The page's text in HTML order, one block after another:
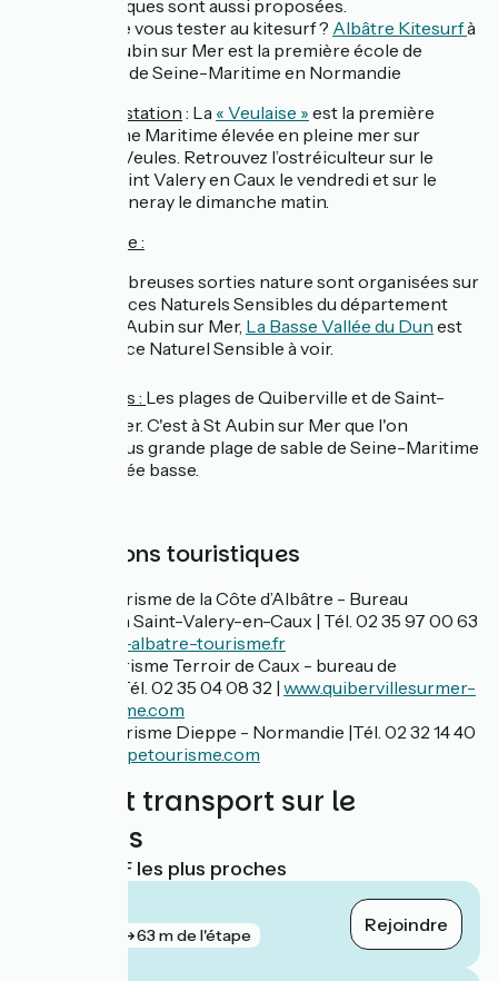
thématiques sont aussi proposées.
Envie de vous tester au kitesurf ? Albâtre Kitesurfà
Saint Aubin sur Mer est la première école de
kitesurf de Seine-Maritime en Normandie
Côté dégustation : La « Veulaise » est la première
huître de Seine Maritime élevée en pleine mer sur
l’estran de la Veules. Retrouvez l’ostréiculteur sur le
marché de Saint Valery en Caux le vendredi et sur le
marché de Luneray le dimanche matin.
Côté nature :
De nombreuses sorties nature sont organisées sur
les Espaces Naturels Sensibles du département
À Saint Aubin sur Mer, La Basse Vallée du Dun est
un Espace Naturel Sensible à voir.
Côté plages : Les plages de Quiberville et de Saint-
Aubin-sur-Mer. C'est à St Aubin sur Mer que l'on
retrouve la plus grande plage de sable de Seine-Maritime
lors de la marée basse.
Informations touristiques
Office de Tourisme de la Côte d’Albâtre - Bureau
d'information Saint-Valery-en-Caux | Tél. 02 35 97 00 63
https://cote-albatre-tourisme.fr
Office de tourisme Terroir de Caux - bureau de
Quiberville | Tél. 02 35 04 08 32 | www.quibervillesurmer-
auffay-tourisme.com
Office de Tourisme Dieppe - Normandie |Tél. 02 32 14 40
www.dieppetourisme.com
Trains et transport sur le
parcours
Gares SNCF les plus proches
63 m de l'étape Rejoindre